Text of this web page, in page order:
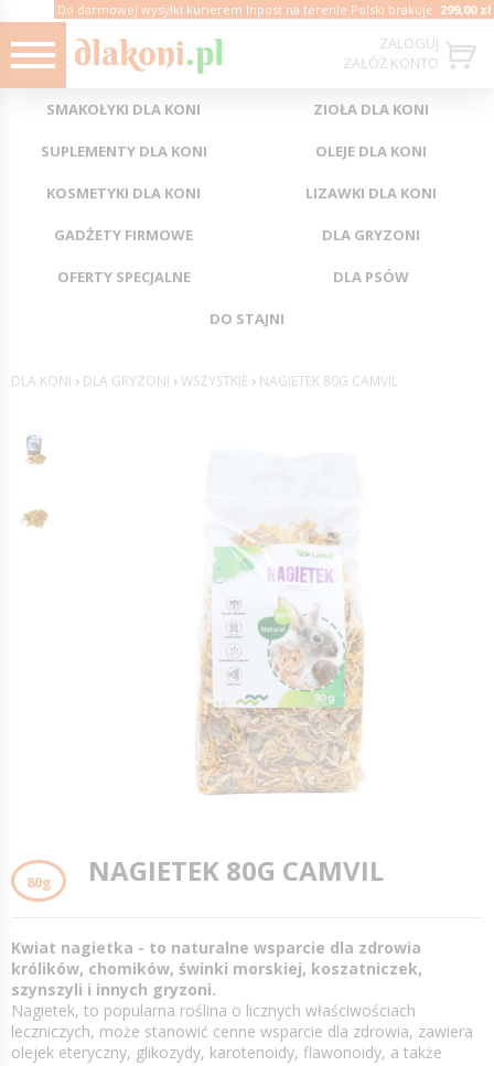
ZALOGUJ
ZAŁÓŻ KONTO
Do darmowej wysyłki kurierem Inpost na terenie Polski brakuje: 299,00 zł
SMAKOŁYKI DLA KONI ZIOŁA DLA KONI
SUPLEMENTY DLA KONI OLEJE DLA KONI
KOSMETYKI DLA KONI LIZAWKI DLA KONI
GADŻETY FIRMOWE DLA GRYZONI
OFERTY SPECJALNE DLA PSÓW
DO STAJNI
DLA KONI › DLA GRYZONI ›WSZYSTKIE › NAGIETEK 80G CAMVIL
80g NAGIETEK 80G CAMVIL
Kwiat nagietka - to naturalne wsparcie dla zdrowia
królików, chomików, świnki morskiej, koszatniczek,
szynszyli i innych gryzoni.
Nagietek, to popularna roślina o licznych właściwościach
leczniczych, może stanowić cenne wsparcie dla zdrowia, zawiera
olejek eteryczny, glikozydy, karotenoidy, flawonoidy, a także